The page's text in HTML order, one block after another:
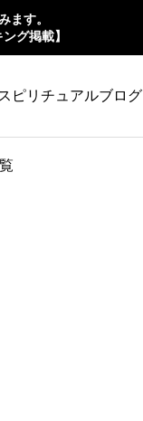
ます。
グ掲載】
ピリチュアルブログ